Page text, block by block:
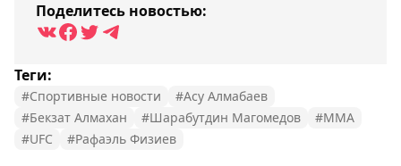
Поделитесь новостью:
Теги:
#Спортивные новости
#Асу Алмабаев
#Бекзат Алмахан
#Шарабутдин Магомедов
#MMA
#UFC
#Рафаэль Физиев